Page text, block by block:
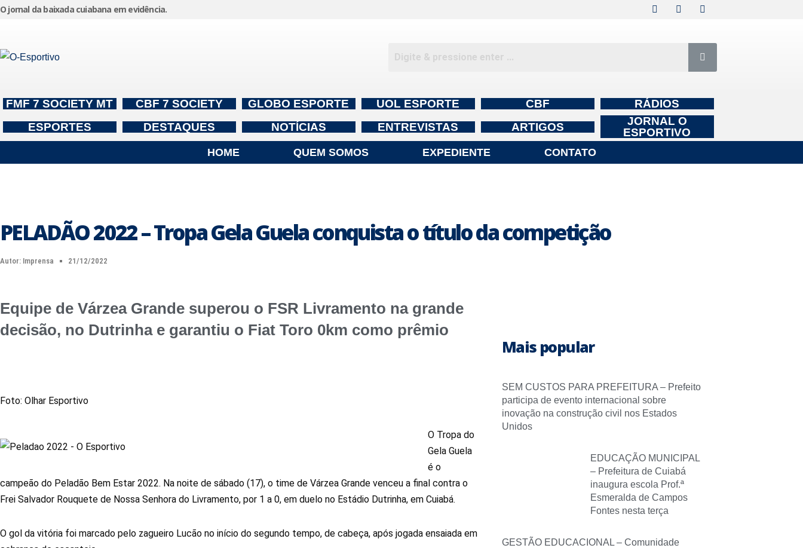
para
O jornal da baixada cuiabana em evidência.
FMF 7 SOCIETY MT CBF 7 SOCIETY GLOBO ESPORTE UOL ESPORTE CBF
RÁDIOS
ESPORTES
DESTAQUES NOTÍCIAS ENTREVISTAS ARTIGOS
JORNAL O
ESPORTIVO
HOME QUEM SOMOS EXPEDIENTE CONTATO
PELADÃO 2022 – Tropa Gela Guela conquista o título da competição
Autor: Imprensa 21/12/2022
Equipe de Várzea Grande superou o FSR Livramento na grande
decisão, no Dutrinha e garantiu o Fiat Toro 0km como prêmio
Foto: Olhar Esportivo
O Tropa do
Gela Guela
é o
campeão do Peladão Bem Estar 2022. Na noite de sábado (17), o time de Várzea Grande venceu a final contra o
Frei Salvador Rouquete de Nossa Senhora do Livramento, por 1 a 0, em duelo no Estádio Dutrinha, em Cuiabá.
O gol da vitória foi marcado pelo zagueiro Lucão no início do segundo tempo, de cabeça, após jogada ensaiada em
Mais popular
SEM CUSTOS PARA PREFEITURA – Prefeito
participa de evento internacional sobre
inovação na construção civil nos Estados
Unidos
EDUCAÇÃO MUNICIPAL
– Prefeitura de Cuiabá
inaugura escola Prof.ª
Esmeralda de Campos
Fontes nesta terça
GESTÃO EDUCACIONAL – Comunidade